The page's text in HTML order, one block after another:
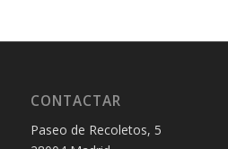
CONTACTAR
Paseo de Recoletos, 5